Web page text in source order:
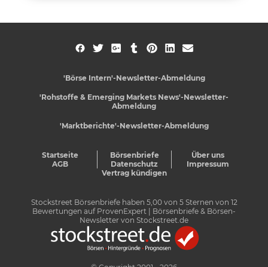
'Börse Intern'-Newsletter-Abmeldung
'Rohstoffe & Emerging Markets News'-Newsletter-
Abmeldung
'Marktberichte'-Newsletter-Abmeldung
Startseite Börsenbriefe
Über uns
AGB
Datenschutz
Impressum
Vertrag kündigen
Stockstreet Börsenbriefe haben 5,00von 5Sternen von 12
Bewertungen auf ProvenExpert
| Börsenbriefe & Börsen-
Newsletter von Stockstreet.de